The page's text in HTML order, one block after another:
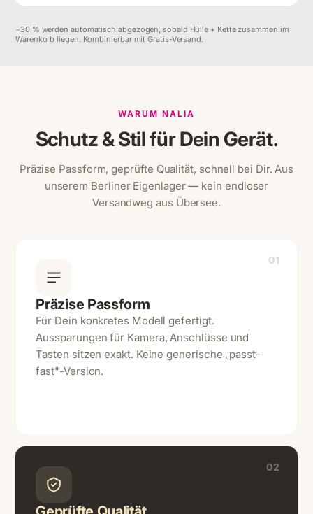
−30 % werden automatisch abgezogen, sobald Hülle + Kette zusammen im
Warenkorb liegen. Kombinierbar mit Gratis-Versand.
WARUM NALIA
Schutz & Stil für Dein Gerät.
Präzise Passform, geprüfte Qualität, schnell bei Dir. Aus
unserem Berliner Eigenlager — kein endloser
Versandweg aus Übersee.
01
Präzise Passform
Für Dein konkretes Modell gefertigt.
Aussparungen für Kamera, Anschlüsse und
Tasten sitzen exakt. Keine generische „passt-
fast"-Version.
02